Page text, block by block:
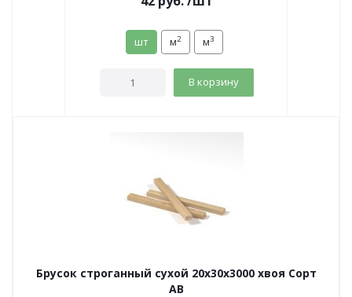
шт м2 м3
В корзину
Брусок строганный сухой 20х30х3000 хвоя Сорт
АВ